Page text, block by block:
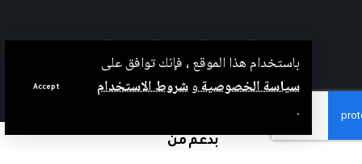
باستخدام هذا الموقع ، فإنك توافق على
سياسة الخصوصيةوشروط الاستخدام
بدعم من